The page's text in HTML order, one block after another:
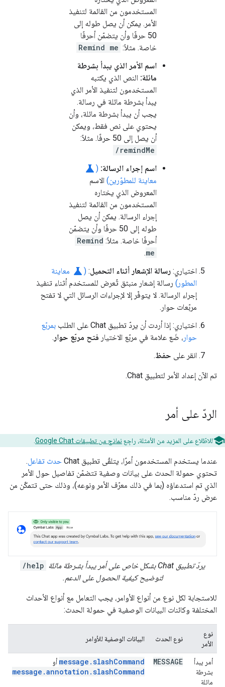
المستخدمون من القائمة لتنفيذ
الأمر. يمكن أن يصل طوله إلى
50 حرفًا وأن يتضمّن أحرفًا
خاصة. مثلاً: Remind me
اسم الأمر الذي يبدأ بشرطة
مائلة: النص الذي يكتبه
المستخدمون لتنفيذ الأمر الذي
يبدأ بشرطة مائلة في رسالة.
يجب أن يبدأ بشرطة مائلة، وأن
يحتوي على نص فقط، ويمكن
أن يصل إلى 50 حرفًا. مثلاً:
/remindMe
اسم إجراء الرسالة: (
science
معاينة للمطوّرين) الاسم
المعروض الذي يختاره
المستخدمون من القائمة لتنفيذ
إجراء الرسالة. يمكن أن يصل
طوله إلى 50 حرفًا وأن يتضمّن
أحرفًا خاصة. مثلاً: Remind
me
.
اختياري: رسالة الإشعار أثناء التحميل:
(
science معاينة
المطور) رسالة إشعار منبثق تُعرض للمستخدم أثناء تنفيذ
إجراء الرسالة. لا يتوفّر إلا لإجراءات الرسائل التي لا تفتح
مربّعات حوار.
اختياري: إذا أردت أن يردّ تطبيق Chat على الطلب
بمربّع
حوار ، ضَع علامة في مربّع الاختيار فتح مربّع حوار .
انقر على حفظ.
تم الآن إعداد الأمر لتطبيق Chat.
الردّ على أمر
للاطّلاع على المزيد من الأمثلة، راجِع نماذج من تطبيقات Google Chat
عندما يستخدم المستخدمون أمرًا، يتلقّى تطبيق Chat حدث تفاعل.
تحتوي حمولة الحدث على بيانات وصفية تتضمّن تفاصيل حول الأمر
الذي تم استدعاؤه (بما في ذلك معرّف الأمر ونوعه)، وذلك حتى تتمكّن من
عرض ردّ مناسب.
يردّ تطبيق Chat بشكل خاص على أمر يبدأ بشرطة مائلة
/help
لتوضيح كيفية الحصول على الدعم.
للاستجابة لكل نوع من أنواع الأوامر، يجب التعامل مع أنواع الأحداث
المختلفة وكائنات البيانات الوصفية في حمولة الحدث:
نوع
الأمر
نوع الحدث البيانات الوصفية للأوامر
أمر يبدأ
بشرطة
مائلة
MESSAGE
message.slashCommand أو
message.annotation.slashCommand